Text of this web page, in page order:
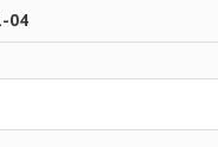
04